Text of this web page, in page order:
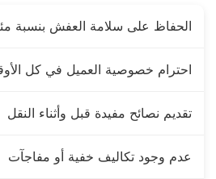
الحفاظ على سلامة العفش بنسبة
احترام خصوصية العميل في كل
تقديم نصائح مفيدة قبل وأثناء النقل
عدم وجود تكاليف خفية أو مفاجآت